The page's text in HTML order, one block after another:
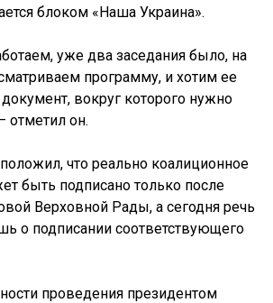
блоком «Наша Украина».
уже два заседания было, на
программу, и хотим ее
вокруг которого нужно
отметил он.
что реально коалиционное
быть подписано только после
Верховной Рады, а сегодня речь
о подписании соответствующего
проведения президентом